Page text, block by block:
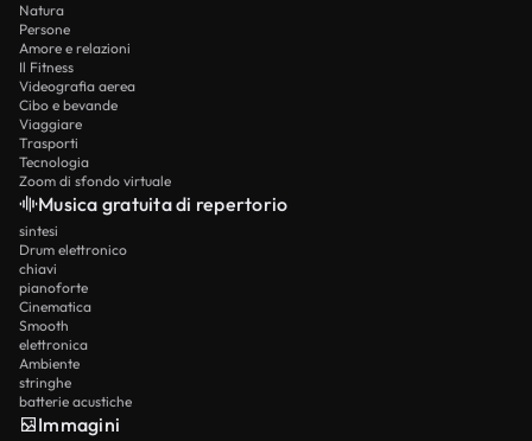
Natura
Persone
Amore e relazioni
Il Fitness
Videografia aerea
Cibo e bevande
Viaggiare
Trasporti
Tecnologia
Zoom di sfondo virtuale
Musica gratuita di repertorio
sintesi
Drum elettronico
chiavi
pianoforte
Cinematica
Smooth
elettronica
Ambiente
stringhe
batterie acustiche
Immagini